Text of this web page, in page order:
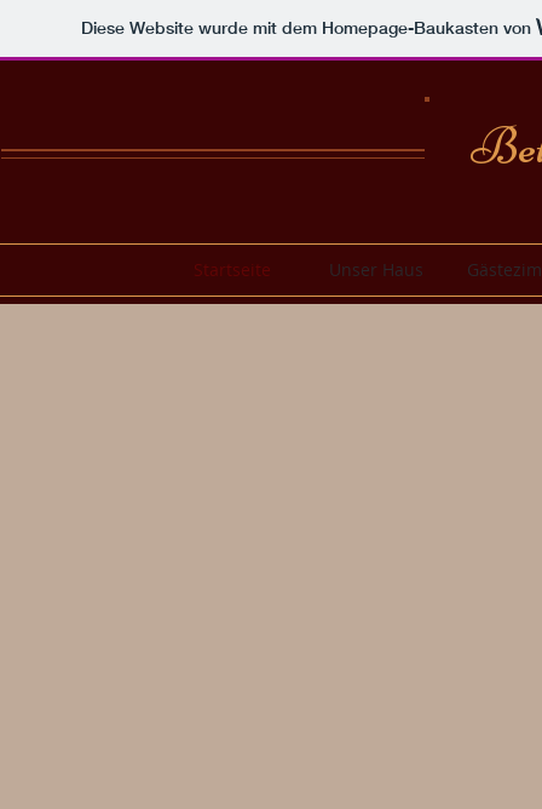
Diese Website wurde mit dem Homepage-Baukasten von
Startseite Unser Haus